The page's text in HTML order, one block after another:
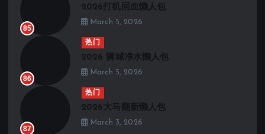
85
2026打机回血懒人包
March 5, 2026
86
热门
2026 狮城净水懒人包
March 5, 2026
87
热门
2026大马翻新懒人包
March 3, 2026